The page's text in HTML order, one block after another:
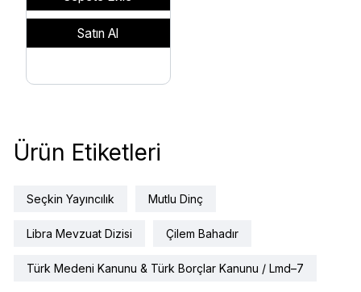
Satın Al
Ürün Etiketleri
Seçkin Yayıncılık Mutlu Dinç
Libra Mevzuat Dizisi Çilem Bahadır
Türk Medeni Kanunu & Türk Borçlar Kanunu / Lmd–7